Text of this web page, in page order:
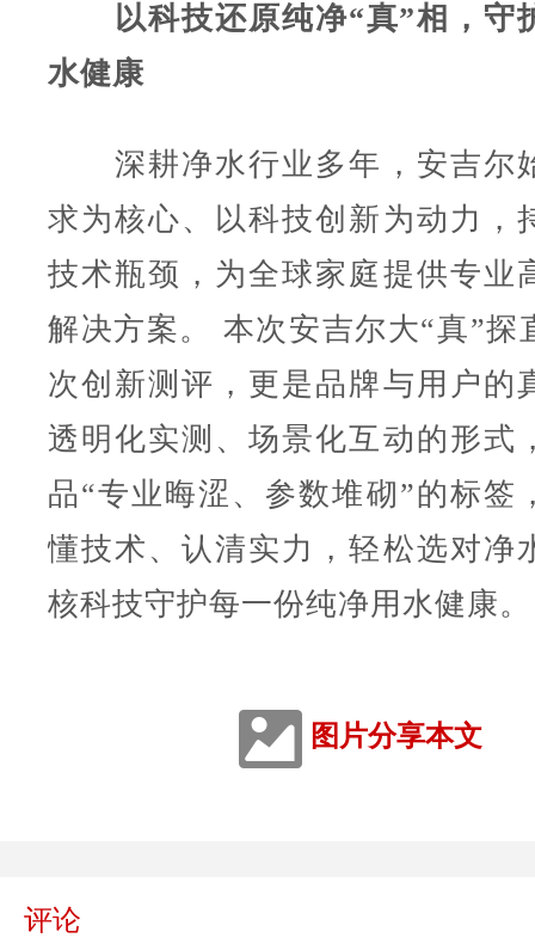
以科技还原纯净“真”相，守
水健康
深耕净水行业多年，安吉尔
求为核心、以科技创新为动力，
技术瓶颈，为全球家庭提供专业
解决方案。 本次安吉尔大“真”探
次创新测评，更是品牌与用户的
透明化实测、场景化互动的形式
品“专业晦涩、参数堆砌”的标签
懂技术、认清实力，轻松选对净
核科技守护每一份纯净用水健康。
图片分享本文
评论